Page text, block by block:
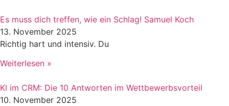
Es muss dich treffen, wie ein Schlag! Samuel Koch
13. November 2025
Richtig hart und intensiv. Du
Weiterlesen »
KI im CRM: Die 10 Antworten im Wettbewerbsvorteil
10. November 2025